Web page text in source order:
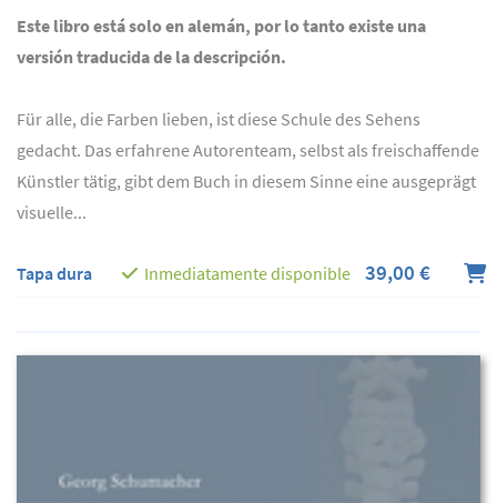
Este libro está solo en alemán, por lo tanto existe una
versión traducida de la descripción.
Für alle, die Farben lieben, ist diese Schule des Sehens
gedacht. Das erfahrene Autorenteam, selbst als freischaffende
Künstler tätig, gibt dem Buch in diesem Sinne eine ausgeprägt
visuelle...
Tapa dura Inmediatamente disponible 39,00 €